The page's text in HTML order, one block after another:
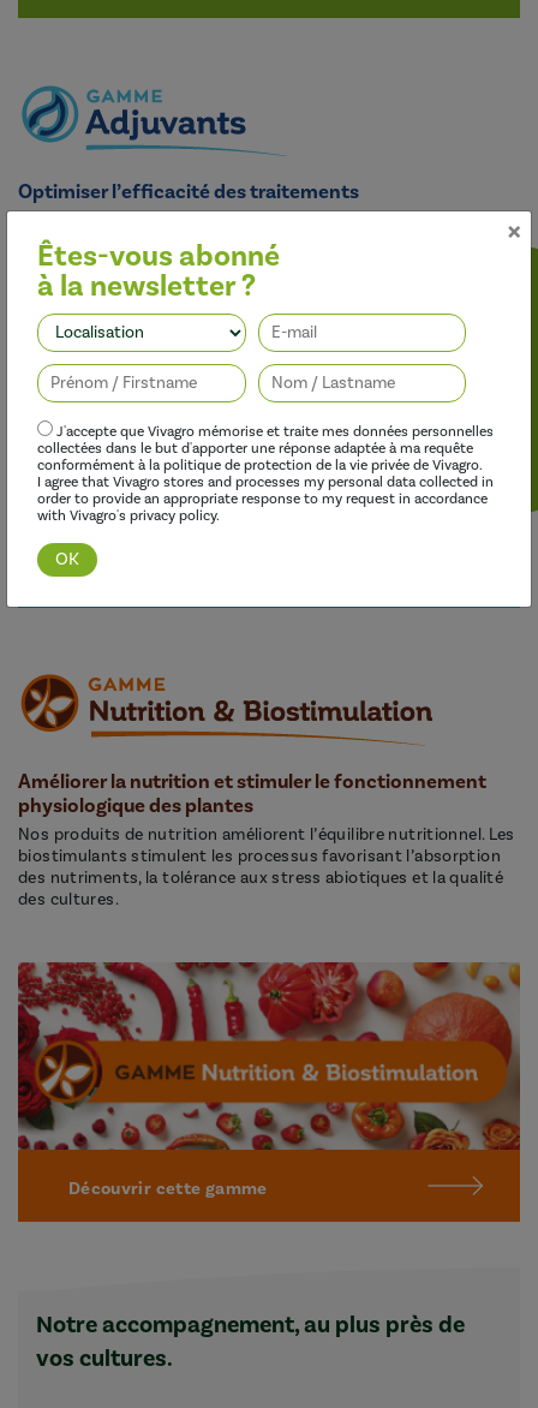
Optimiser l’efficacité des traitements
herbicides, des fongicides, des insecticides et des régulateurs de
croissance, tout en limitant leur impact sur l’environnement.
Découvrir cette gamme
Améliorer la nutrition et stimuler le fonctionnement
physiologique des plantes
Nos produits de nutrition améliorent l’équilibre nutritionnel. Les
biostimulants stimulent les processus favorisant l’absorption
des nutriments, la tolérance aux stress abiotiques et la qualité
des cultures.
Découvrir cette gamme
Notre accompagnement, au plus près de
vos cultures.
×
Êtes-vous abonné
à la newsletter ?
J'accepte que Vivagro mémorise et traite mes données personnelles
collectées dans le but d'apporter une réponse adaptée à ma requête
conformément à la politique de protection de la vie privée de Vivagro.
I agree that Vivagro stores and processes my personal data collected in
order to provide an appropriate response to my request in accordance
with Vivagro's privacy policy.